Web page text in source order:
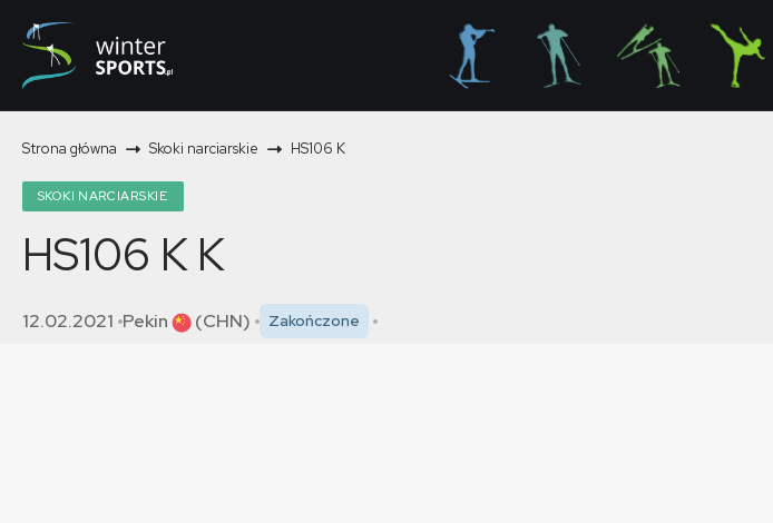
Strona główna Skoki narciarskie HS106 K
SKOKI NARCIARSKIE
HS106 K K
12.02.2021 Pekin (CHN) Zakończone